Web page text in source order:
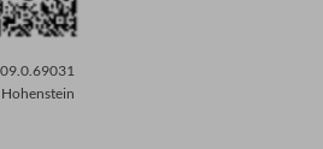
09.0.69031
Hohenstein